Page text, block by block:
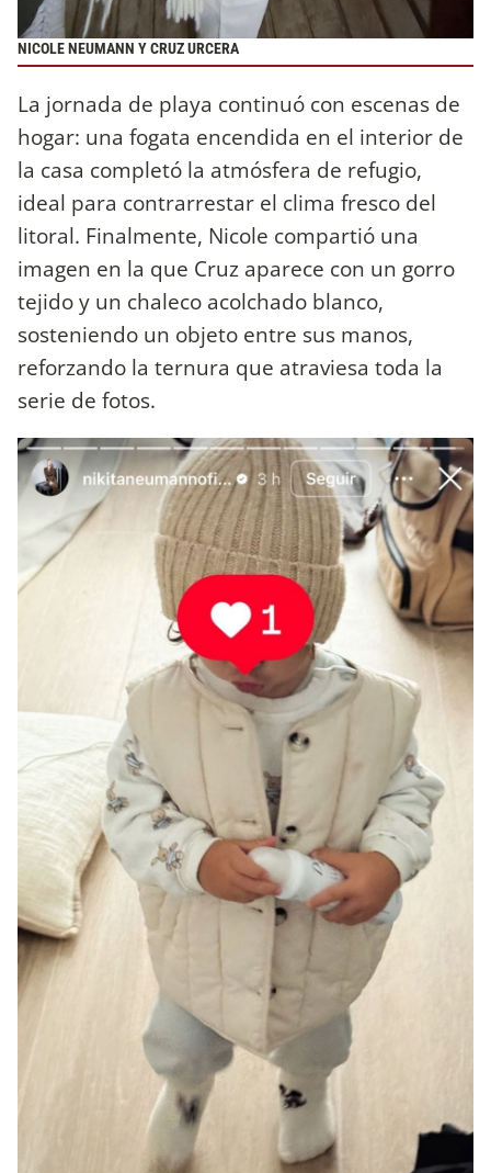
NICOLE NEUMANN Y CRUZ URCERA
La jornada de playa continuó con escenas de
hogar: una fogata encendida en el interior de
la casa completó la atmósfera de refugio,
ideal para contrarrestar el clima fresco del
litoral. Finalmente, Nicole compartió una
imagen en la que Cruz aparece con un gorro
tejido y un chaleco acolchado blanco,
sosteniendo un objeto entre sus manos,
reforzando la ternura que atraviesa toda la
serie de fotos.